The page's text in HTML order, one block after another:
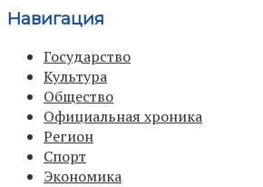
Навигация
Государство
Культура
Общество
Официальная хроника
Регион
Спорт
Экономика